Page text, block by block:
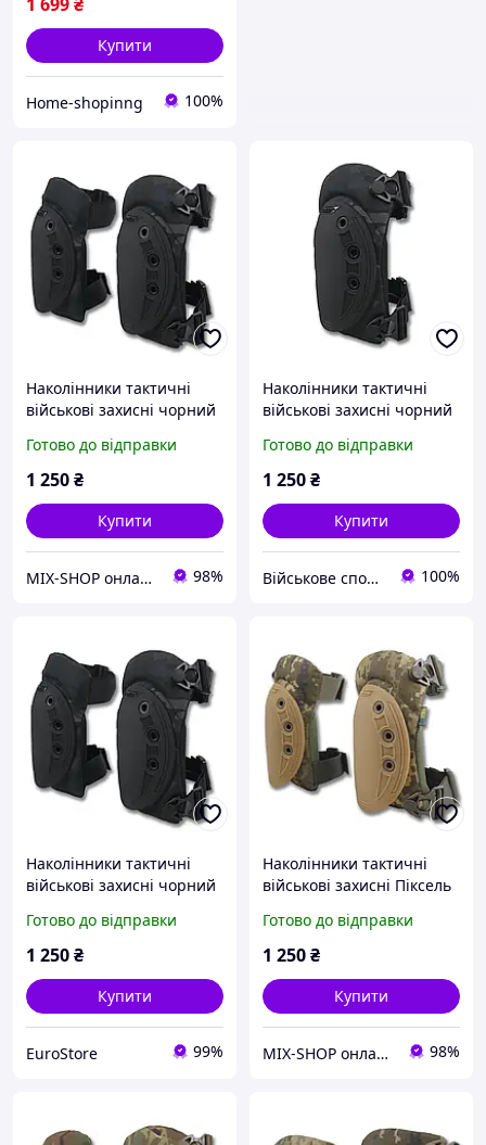
Купити
Home-shopinng 100%
Наколінники тактичні
військові захисні чорний
Кіборг USA
Готово до відправки
1 250₴
Купити
MIX-SHOP онлайн магазин 98%
Наколінники тактичні
військові захисні чорний
Кіборг USA
Готово до відправки
1 250₴
Купити
Військове спорядження, дрони та БПЛА | інтернет-магазин QUASAR 100%
Наколінники тактичні
військові захисні чорний
Кіборг USA
Готово до відправки
1 250₴
Купити
EuroStore 99%
Наколінники тактичні
військові захисні Піксель
USA
Готово до відправки
1 250₴
Купити
MIX-SHOP онлайн магазин 98%